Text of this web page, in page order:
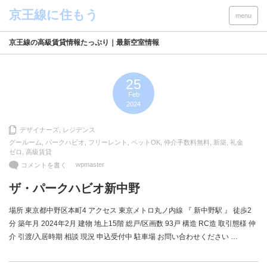
menu
京王線の高級賃貸情報たっぷり｜最新空室情報
25
Feb
2024
デザイナーズ レジデンス
グールーム
パークハビオ フリーレント ペットOK 仲介手数料無料 新築 礼金
ゼロ
高級賃貸
コメントを書く
wpmaster
ザ・パークハビオ新中野
場所 東京都中野区本町4 アクセス 東京メトロ丸ノ内線 『 新中野駅 』 徒歩2
分 築年月 2024年2月 建物 地上15階 総戸/区画数 93戸 構造 RC造 取引態様 仲
介 引渡/入居時期 相談 現況 申込受付中 駐車場 お問い合わせください …